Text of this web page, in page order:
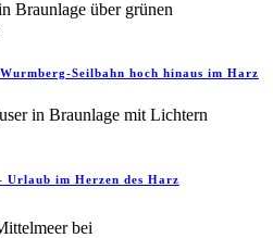
Seilbahn hoch hinaus im Harz
Urlaub im Herzen des Harz